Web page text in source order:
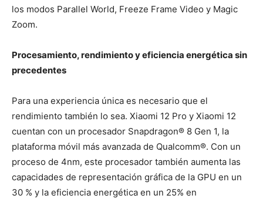
los modos Parallel World, Freeze Frame Video y Magic
Zoom.
Procesamiento, rendimiento y eficiencia energética sin
precedentes
Para una experiencia única es necesario que el
rendimiento también lo sea. Xiaomi 12 Pro y Xiaomi 12
cuentan con un procesador Snapdragon® 8 Gen 1, la
plataforma móvil más avanzada de Qualcomm®. Con un
proceso de 4nm, este procesador también aumenta las
capacidades de representación gráfica de la GPU en un
30 % y la eficiencia energética en un 25% en